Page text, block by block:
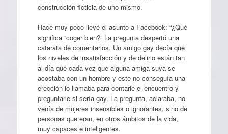
construcción ficticia de uno mismo.
Hace muy poco llevé el asunto a Facebook: “¿Qué
significa “coger bien?” La pregunta despertó una
catarata de comentarios. Un amigo gay decía que
los niveles de insatisfacción y de delirio están tan
al día que cada vez que alguna amiga suya se
acostaba con un hombre y este no conseguía una
erección lo llamaba para contarle el encuentro y
preguntarle si sería gay. La pregunta, aclaraba, no
venía de mujeres insensibles o ignorantes, sino de
personas que eran, en otros ámbitos de la vida,
muy capaces e inteligentes.